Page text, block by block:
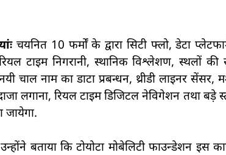
चयनित 10 फर्मों के द्वारा सिटी फ्लो, डेटा
टाइम निगरानी, स्थानिक विश्लेशण, स्थलों
चाल नाम का डाटा प्रबन्धन, थ्रीडी लाइनर
लगाना, रियल टाइम डिजिटल नेविगेशन तथा बड़े
जायेगा.
बताया कि टोयोटा मोबेलिटी फाउन्डेशन इस